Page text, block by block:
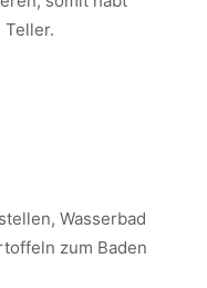
Teller.
Wasserbad
zum Baden